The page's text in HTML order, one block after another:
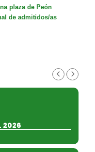
plaza de Peón
de admitidos/as
2026